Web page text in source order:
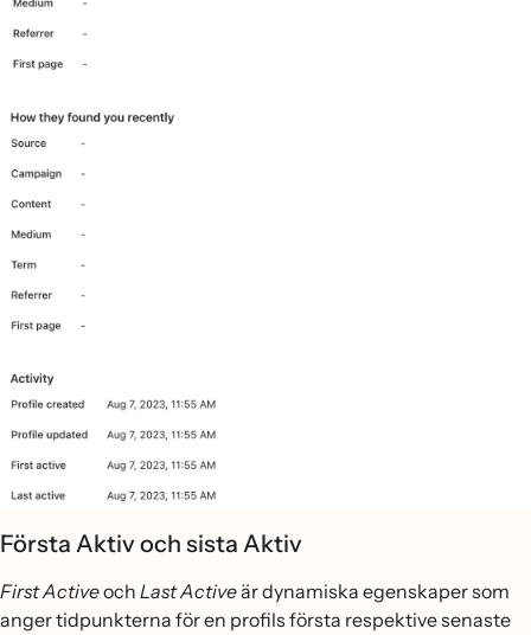
Första Aktiv och sista Aktiv
First Activeoch Last Activeär dynamiska egenskaper som
anger tidpunkterna för en profils första respektive senaste